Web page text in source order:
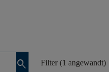
search Filter (1 angewandt)